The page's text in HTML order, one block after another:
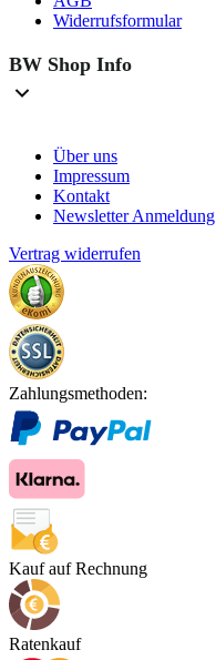
Widerrufsformular
BW Shop Info
Über uns
Impressum
Kontakt
Newsletter Anmeldung
Vertrag widerrufen
Zahlungsmethoden:
Kauf auf Rechnung
Ratenkauf